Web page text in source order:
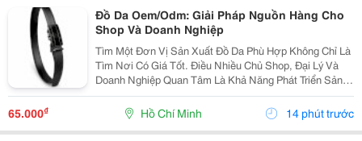
Đồ Da Oem/Odm: Giải Pháp Nguồn Hàng Cho
Shop Và Doanh Nghiệp
Tìm Một Đơn Vị Sản Xuất Đồ Da Phù Hợp Không Chỉ Là
Tìm Nơi Có Giá Tốt. Điều Nhiều Chủ Shop, Đại Lý Và
Doanh Nghiệp Quan Tâm Là Khả Năng Phát Triển Sản
Phẩm, Duy Trì Nguồn Hàng Ổn Định Và Hỗ Trợ Lâu Dài.
Khi Làm Việc Trực Tiếp Với Đơn Vị Sản Xuất,...
65.000₫ Hồ Chí Minh 14 phút trước